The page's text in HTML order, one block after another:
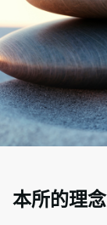
本所的理念